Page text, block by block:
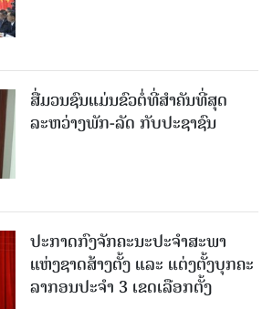
ສື່ມວນຊົນແມ່ນຂົວຕໍ່ທີ່ສໍາຄັນທີ່ສຸດ
ລະຫວ່າງພັກ-ລັດ ກັບປະຊາຊົນ
ປະກາດກົງຈັກຄະນະປະຈໍາສະພາ
ແຫ່ງຊາດສ້າງຕັ້ງ ແລະ ແຕ່ງຕັ້ງບຸກຄະ
ລາກອນປະຈໍາ 3 ເຂດເລືອກຕັ້ງ